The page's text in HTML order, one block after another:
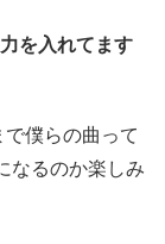
を入れてます
僕らの曲って
なるのか楽しみ